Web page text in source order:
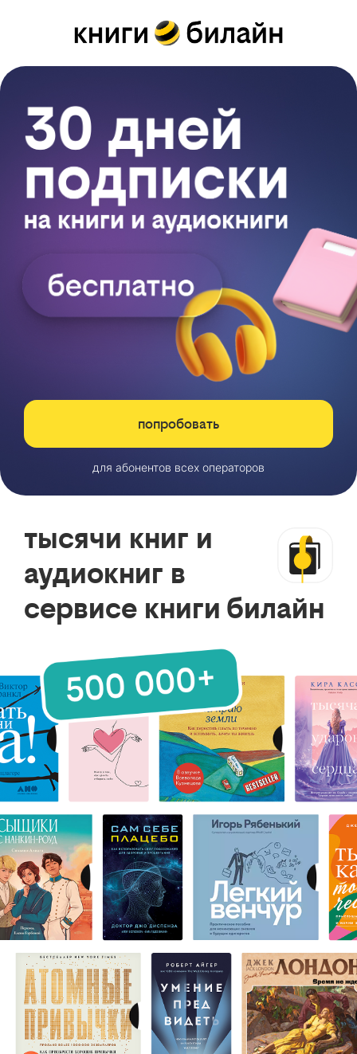
попробовать
для абонентов всех операторов
тысячи книг и
аудиокниг в
сервисе книги билайн